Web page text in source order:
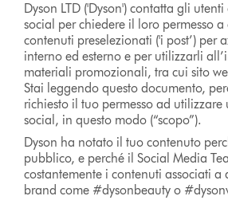
Dyson LTD ('Dyson') contatta gli
social per chiedere il loro permesso
contenuti preselezionati ('i post’) per
interno ed esterno e per utilizzarli
materiali promozionali, tra cui sito
Stai leggendo questo documento,
richiesto il tuo permesso ad
social, in questo modo (“scopo”).
Dyson ha notato il tuo contenuto
pubblico, e perché il Social Media
costantemente i contenuti associati a
brand come #dysonbeauty o